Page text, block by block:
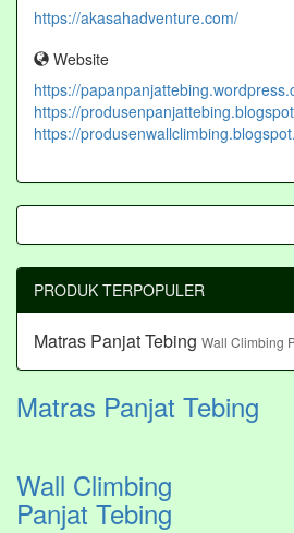
https://akasahadventure.com/
Website
https://
https://
https://
PRODUK TERPOPULER
Matras Panjat Tebing Wall Climbing
Matras Panjat Tebing
Wall Climbing
Panjat Tebing